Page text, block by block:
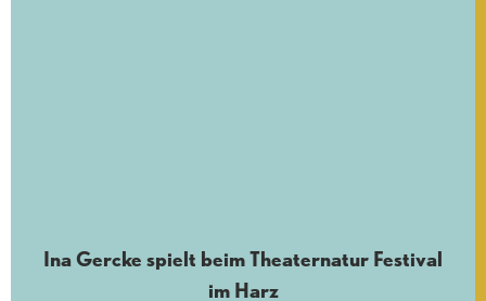
Ina Gercke spielt beim Theaternatur Festival
im Harz